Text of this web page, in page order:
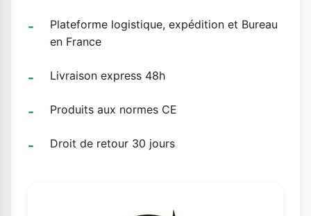
Plateforme logistique, expédition et Bureau
en France
Livraison express 48h
Produits aux normes CE
Droit de retour 30 jours